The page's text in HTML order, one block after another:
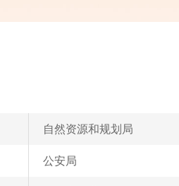
自然资源和规划局
公安局